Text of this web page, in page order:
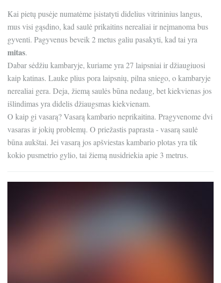
Kai pietų pusėje numatėme įsistatyti didelius vitrininius langus,
mus visi gąsdino, kad saulė prikaitins nerealiai ir neįmanoma bus
gyventi. Pagyvenus beveik 2 metus galiu pasakyti, kad tai yra
mitas.
Dabar sėdžiu kambaryje, kuriame yra 27 laipsniai ir džiaugiuosi
kaip katinas. Lauke plius pora laipsnių, pilna sniego, o kambaryje
nerealiai gera. Deja, žiemą saulės būna nedaug, bet kiekvienas jos
išlindimas yra didelis džiaugsmas kiekvienam.
O kaip gi vasarą? Vasarą kambario neprikaitina. Pragyvenome dvi
vasaras ir jokių problemų. O priežastis paprasta - vasarą saulė
būna aukštai. Jei vasarą jos apšviestas kambario plotas yra tik
kokio pusmetrio gylio, tai žiemą nusidriekia apie 3 metrus.